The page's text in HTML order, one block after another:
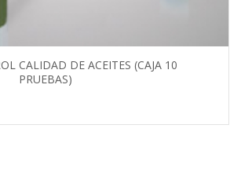
CALIDAD DE ACEITES (CAJA 10
PRUEBAS)